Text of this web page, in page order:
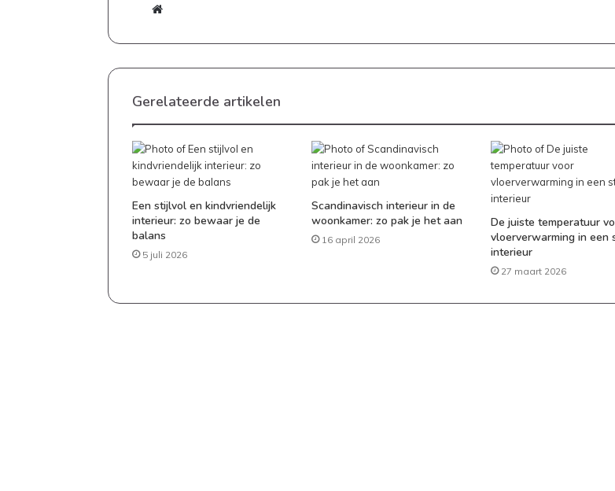
Website
Gerelateerde artikelen
Een stijlvol en kindvriendelijk
interieur: zo bewaar je de
balans
5 juli 2026
Scandinavisch interieur in de
woonkamer: zo pak je het aan
16 april 2026
De juiste temperatuur
vloerverwarming in een
interieur
27 maart 2026